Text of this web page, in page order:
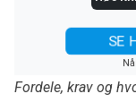
SE
Fordele, krav og